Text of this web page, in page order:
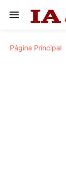
Página Principal